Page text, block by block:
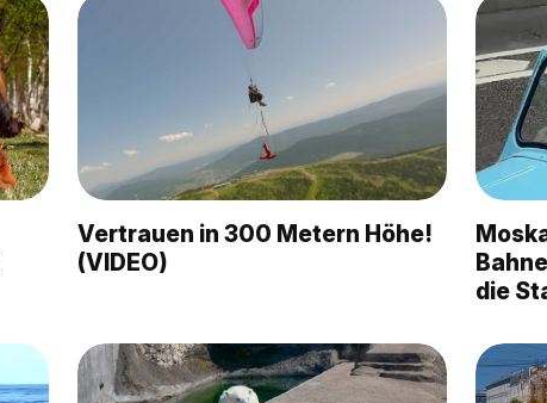
Vertrauen in 300 Metern Höhe!
(VIDEO)
die